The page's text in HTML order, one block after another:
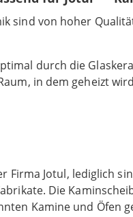
sind von hoher
durch die
in dem geheizt
Firma Jotul, lediglich
Die
Kamine und Öfen